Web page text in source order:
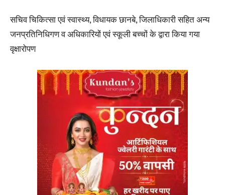
सचिव चिकित्सा एवं स्वास्थ्य, विधायक छानबे, जिलाधिकारी सहित अन्य
जनप्रतिनिधिगण व अधिकारियों एवं स्कूली बच्चों के द्वारा किया गया
वृक्षारोपण